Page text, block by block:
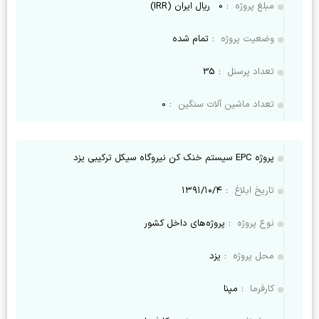
مبلغ پروژه :
0 ریال ایران (IRR)
وضعیت پروژه : تمام شده
تعداد پرسنل :
35
تعداد ماشین آلات سنگین :
0
پروژه EPC سیستم خنک کن نیروگاه سیکل ترکیبی یزد
تاریخ ابلاغ : ۱۳۹۱/۱۰/۴
نوع پروژه : پروژه‌های داخل کشور
محل پروژه : یزد
کارفرما : مپنا